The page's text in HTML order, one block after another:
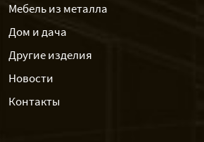
Мебель из металла
Дом и дача
Другие изделия
Новости
Контакты